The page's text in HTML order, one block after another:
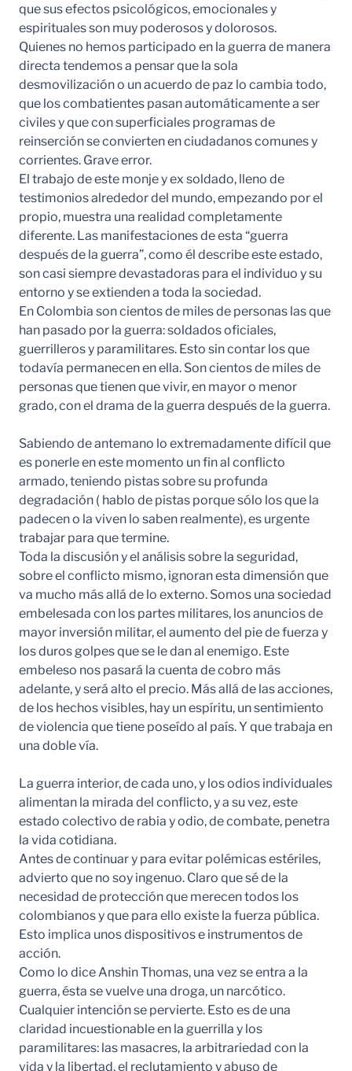
que sus efectos psicológicos, emocionales y
espirituales son muy poderosos y dolorosos.
Quienes no hemos participado en la guerra de manera
directa tendemos a pensar que la sola
desmovilización o un acuerdo de paz lo cambia todo,
que los combatientes pasan automáticamente a ser
civiles y que con superficiales programas de
reinserción se convierten en ciudadanos comunes y
corrientes. Grave error.
El trabajo de este monje y ex soldado, lleno de
testimonios alrededor del mundo, empezando por el
propio, muestra una realidad completamente
diferente. Las manifestaciones de esta “guerra
después de la guerra”, como él describe este estado,
son casi siempre devastadoras para el individuo y su
entorno y se extienden a toda la sociedad.
En Colombia son cientos de miles de personas las que
han pasado por la guerra: soldados oficiales,
guerrilleros y paramilitares. Esto sin contar los que
todavía permanecen en ella. Son cientos de miles de
personas que tienen que vivir, en mayor o menor
grado, con el drama de la guerra después de la guerra.
Sabiendo de antemano lo extremadamente difícil que
es ponerle en este momento un fin al conflicto
armado, teniendo pistas sobre su profunda
degradación ( hablo de pistas porque sólo los que la
padecen o la viven lo saben realmente), es urgente
trabajar para que termine.
Toda la discusión y el análisis sobre la seguridad,
sobre el conflicto mismo, ignoran esta dimensión que
va mucho más allá de lo externo. Somos una sociedad
embelesada con los partes militares, los anuncios de
mayor inversión militar, el aumento del pie de fuerza y
los duros golpes que se le dan al enemigo. Este
embeleso nos pasará la cuenta de cobro más
adelante, y será alto el precio. Más allá de las acciones,
de los hechos visibles, hay un espíritu, un sentimiento
de violencia que tiene poseído al país. Y que trabaja en
una doble vía.
La guerra interior, de cada uno, y los odios individuales
alimentan la mirada del conflicto, y a su vez, este
estado colectivo de rabia y odio, de combate, penetra
la vida cotidiana.
Antes de continuar y para evitar polémicas estériles,
advierto que no soy ingenuo. Claro que sé de la
necesidad de protección que merecen todos los
colombianos y que para ello existe la fuerza pública.
Esto implica unos dispositivos e instrumentos de
acción.
Como lo dice Anshin Thomas, una vez se entra a la
guerra, ésta se vuelve una droga, un narcótico.
Cualquier intención se pervierte. Esto es de una
claridad incuestionable en la guerrilla y los
paramilitares: las masacres, la arbitrariedad con la
vida y la libertad, el reclutamiento y abuso de